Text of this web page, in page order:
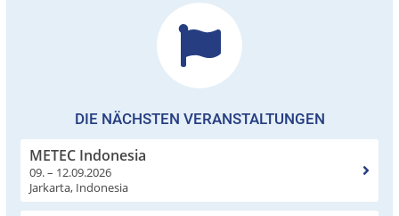
DIE NÄCHSTEN VERANSTALTUNGEN
METEC Indonesia
09. – 12.09.2026
Jarkarta, Indonesia